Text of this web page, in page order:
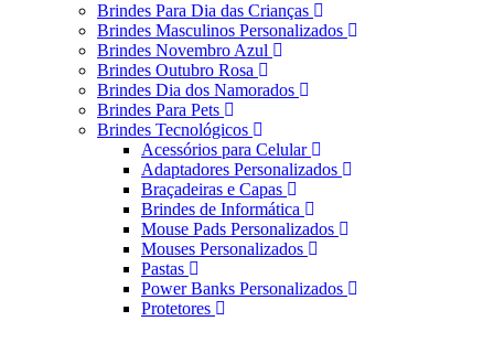
Brindes Para Dia das Crianças
Brindes Masculinos Personalizados
Brindes Novembro Azul
Brindes Outubro Rosa
Brindes Dia dos Namorados
Brindes Para Pets
Brindes Tecnológicos
Acessórios para Celular
Adaptadores Personalizados
Braçadeiras e Capas
Brindes de Informática
Mouse Pads Personalizados
Mouses Personalizados
Pastas
Power Banks Personalizados
Protetores